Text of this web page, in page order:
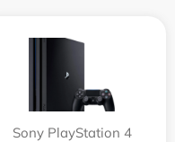
Sony PlayStation 4